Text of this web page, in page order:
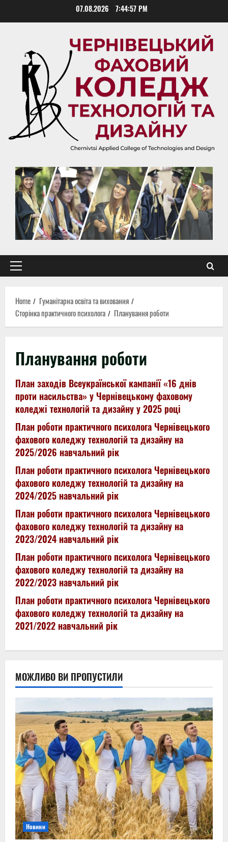
07.08.2026 7:44:58 PM
Primary
Home
Гуманітарна освіта та виховання
Сторінка практичного психолога
Планування роботи
Планування роботи
План заходів Всеукраїнської кампанії «16 днів
проти насильства» у Чернівецькому фаховому
коледжі технологій та дизайну у 2025 році
План роботи практичного психолога Чернівецького
фахового коледжу технологій та дизайну на
2025/2026 навчальний рік
План роботи практичного психолога Чернівецького
фахового коледжу технологій та дизайну на
2024/2025 навчальний рік
План роботи практичного психолога Чернівецького
фахового коледжу технологій та дизайну на
2023/2024 навчальний рік
План роботи практичного психолога Чернівецького
фахового коледжу технологій та дизайну на
2022/2023 навчальний рік
План роботи практичного психолога Чернівецького
фахового коледжу технологій та дизайну на
2021/2022 навчальний рік
МОЖЛИВО ВИ ПРОПУСТИЛИ
Новини